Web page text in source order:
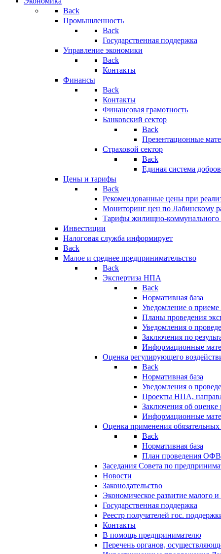
Back
Промышленность
Back
Государственная поддержка
Управление экономики
Back
Контакты
Финансы
Back
Контакты
Финансовая грамотность
Банковский сектор
Back
Презентационные
Страховой сектор
Back
Единая система
Цены и тарифы
Back
Рекомендованные цены при
Мониторинг цен по Лабинскому
Тарифы жилищно-коммунального
Инвестиции
Налоговая служба информирует
Back
Малое и среднее предпринимательство
Back
Экспертиза НПА
Back
Нормативная база
Уведомление о
Планы проведения
Уведомления о
Заключения по
Информационные
Оценка регулирующего
Back
Нормативная база
Уведомления о
Проекты НПА,
Заключения об
Информационные
Оценка применения
Back
Нормативная база
План проведения
Заседания Совета по
Новости
Законодательство
Экономическое развитие малого и
Государственная поддержка
Реестр получателей гос.
Контакты
В помощь предпринимателю
Перечень органов,